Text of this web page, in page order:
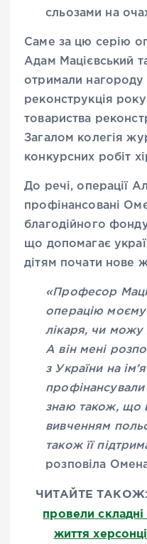
сльозами на
Саме за цю серію
Адам Мацієвський
отримали
реконструкція
товариства
Загалом колегія
конкурсних робіт
До речі, операції
профінансовані
благодійного
що допомагає
дітям почати нове
«Професор
операцію моєму
лікаря, чи можу
А він мені
з України на
профінансували
знаю також, що
вивченням
також її
розповіла
ЧИТАЙТЕ ТАКОЖ:
провели складні
життя